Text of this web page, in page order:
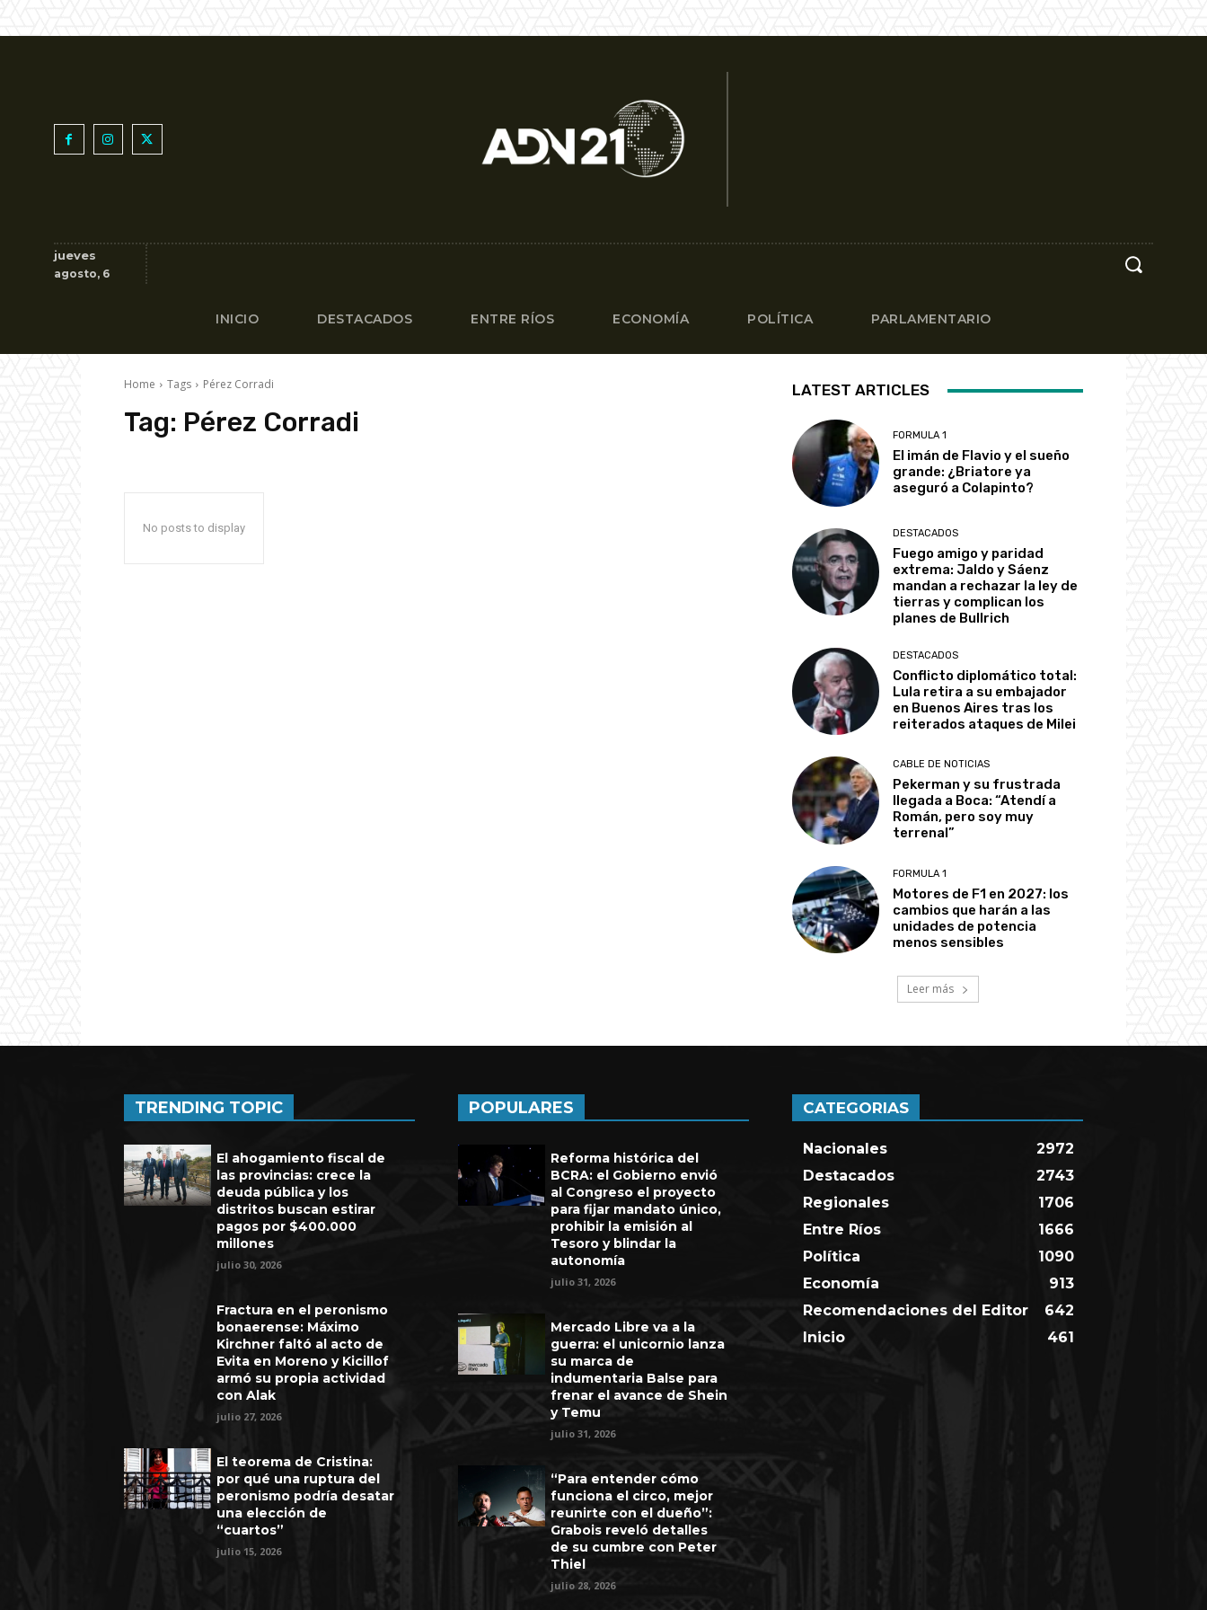
jueves
agosto, 6
INICIO DESTACADOS ENTRE RÍOS ECONOMÍA POLÍTICA PARLAMENTARIO
Home Tags Pérez Corradi
Tag: Pérez Corradi
No posts to display
LATEST ARTICLES
FORMULA 1
El imán de Flavio y el sueño
grande: ¿Briatore ya
aseguró a Colapinto?
DESTACADOS
Fuego amigo y paridad
extrema: Jaldo y Sáenz
mandan a rechazar la ley de
tierras y complican los
planes de Bullrich
DESTACADOS
Conflicto diplomático total:
Lula retira a su embajador
en Buenos Aires tras los
reiterados ataques de Milei
CABLE DE NOTICIAS
Pekerman y su frustrada
llegada a Boca: “Atendí a
Román, pero soy muy
terrenal”
FORMULA 1
Motores de F1 en 2027: los
cambios que harán a las
unidades de potencia
menos sensibles
Leer más
TRENDING TOPIC
El ahogamiento fiscal de
las provincias: crece la
deuda pública y los
distritos buscan estirar
pagos por $400.000
millones
julio 30, 2026
Fractura en el peronismo
bonaerense: Máximo
Kirchner faltó al acto de
Evita en Moreno y Kicillof
armó su propia actividad
con Alak
julio 27, 2026
El teorema de Cristina:
por qué una ruptura del
peronismo podría desatar
una elección de
“cuartos”
julio 15, 2026
POPULARES
Reforma histórica del
BCRA: el Gobierno envió
al Congreso el proyecto
para fijar mandato único,
prohibir la emisión al
Tesoro y blindar la
autonomía
julio 31, 2026
Mercado Libre va a la
guerra: el unicornio lanza
su marca de
indumentaria Balse para
frenar el avance de Shein
y Temu
julio 31, 2026
“Para entender cómo
funciona el circo, mejor
reunirte con el dueño”:
Grabois reveló detalles
de su cumbre con Peter
Thiel
julio 28, 2026
CATEGORIAS
Nacionales
2972
Destacados
2743
Regionales
1706
Entre Ríos
1666
Política
1090
Economía
913
Recomendaciones del Editor
642
Inicio
461